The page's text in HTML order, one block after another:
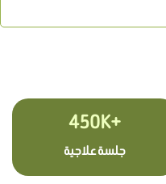
+450K
جلسة علاجية